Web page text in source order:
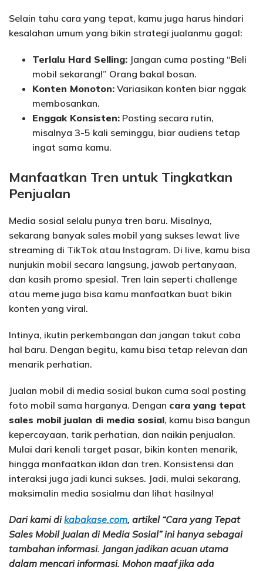
Selain tahu cara yang tepat, kamu juga harus hindari
kesalahan umum yang bikin strategi jualanmu gagal:
Terlalu Hard Selling: Jangan cuma posting “Beli
mobil sekarang!” Orang bakal bosan.
Konten Monoton: Variasikan konten biar nggak
membosankan.
Enggak Konsisten: Posting secara rutin,
misalnya 3-5 kali seminggu, biar audiens tetap
ingat sama kamu.
Manfaatkan Tren untuk Tingkatkan
Penjualan
Media sosial selalu punya tren baru. Misalnya,
sekarang banyak sales mobil yang sukses lewat live
streaming di TikTok atau Instagram. Di live, kamu bisa
nunjukin mobil secara langsung, jawab pertanyaan,
dan kasih promo spesial. Tren lain seperti challenge
atau meme juga bisa kamu manfaatkan buat bikin
konten yang viral.
Intinya, ikutin perkembangan dan jangan takut coba
hal baru. Dengan begitu, kamu bisa tetap relevan dan
menarik perhatian.
Jualan mobil di media sosial bukan cuma soal posting
foto mobil sama harganya. Dengan cara yang tepat
sales mobil jualan di media sosial, kamu bisa bangun
kepercayaan, tarik perhatian, dan naikin penjualan.
Mulai dari kenali target pasar, bikin konten menarik,
hingga manfaatkan iklan dan tren. Konsistensi dan
interaksi juga jadi kunci sukses. Jadi, mulai sekarang,
maksimalin media sosialmu dan lihat hasilnya!
Dari kami dikabakase.com, artikel “Cara yang Tepat
Sales Mobil Jualan di Media Sosial” ini hanya sebagai
tambahan informasi. Jangan jadikan acuan utama
dalam mencari informasi. Mohon maaf jika ada